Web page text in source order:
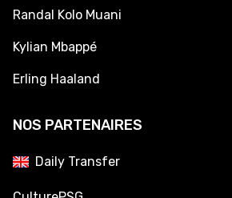
Randal Kolo Muani
Kylian Mbappé
Erling Haaland
NOS PARTENAIRES
Daily Transfer